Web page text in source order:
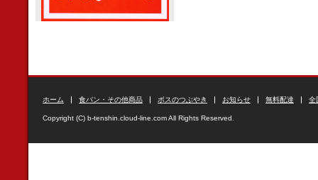
ホーム 食パン・その他商品 ボスのつぶやき お知らせ 無料配達 全
Copyright (C) b-tenshin.cloud-line.com All Rights Reserved.